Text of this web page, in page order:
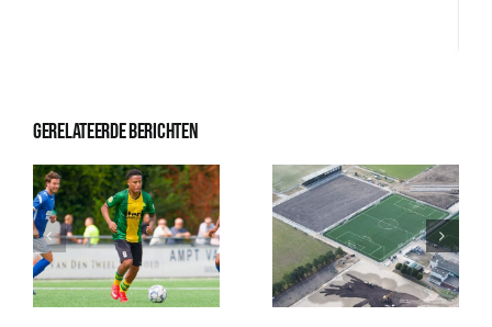
Gerelateerde berichten